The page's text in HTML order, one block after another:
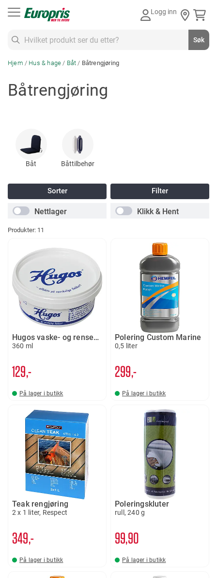
Logg inn
Søk
Hjem Hus & hage Båt Båtrengjøring
Båtrengjøring
Båt Båttilbehør
Nettlager Klikk & Hent
Produkter: 11
Hugos vaske- og rensemiddel
360 ml
129,-
På lager i butikk
Polering Custom Marine
0,5 liter
299,-
På lager i butikk
Teak rengjøring
2 x 1 liter, Respect
349,-
På lager i butikk
Poleringskluter
rull, 240 g
99 90
På lager i butikk
Filter
Sorter